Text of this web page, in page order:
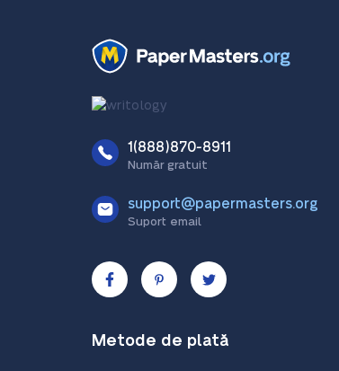
1(888)870-8911
Număr gratuit
support@papermasters.org
Suport email
Metode de plată